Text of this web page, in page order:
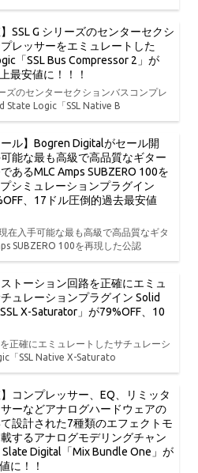
】SSL G シリーズのセンターセクシ
レッサーをエミュレートした
「SSL Bus Compressor 2」が
最安値に！！！
ズのセンターセクションバスコンプレ
State Logic「SSL Native B
ール】Bogren Digitalがセール開
能な最も高級で高品質なギター
あるMLC Amps SUBZERO 100を
シミュレーションプラグイン
、17ドル圧倒的過去最安値
入手可能な最も高級で高品質なギタ
SUBZERO 100を再現した公認
トーション回路を正確にエミュ
ュレーションプラグイン Solid
X-Saturator」が79%OFF、10
正確にエミュレートしたサチュレーシ
「SSL Native X-Saturato
】コンプレッサー、EQ、リミッタ
ーなどアナログハードウェアの
設計された7種類のエフェクトモ
するアナログモデリングチャン
Digital「Mix Bundle One」が
に！！